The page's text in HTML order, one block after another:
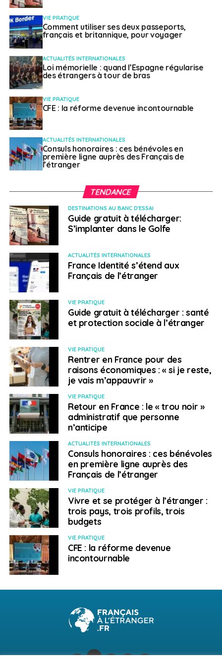
publics ne garantit aucune confidentialité. La
vigilance est donc de mise lors d’une connexion
et le pare-feu doit rester actif. II est également
déconseillé de recharger les équipements dans
les bornes électriques libre-service. Ce type de
borne peut copier vos données) ;
Informer le responsable sécurité de l’entreprise
pour laquelle vous travaillez, en cas de perte ou
de vol de vos équipements.
Il est aussi possible de se rapprocher
du
démarche auprès des autorités locales.
Quelles précautions prendre au
retour d’une mission à l’étranger?
Modifiez les mots de passe qui auraient pu être
interceptés ;
Et faire analyser ses équipements (
frontières, accueil d’une organisation, etc.)
Il est possible de se former gratuitement à la sécurité
du numérique grâce au
l’ensemble des informations pour s’initier à la
cybersécurité, approfondir ses connaissances et agir
sur la protection de ses outils numériques.
Le dispositif Cyber PME est également à découvrir,
lancé en décembre 2023, il s’agit d’un programme
d’appui/conseil allant du diagnostic à la mise en œuvre
d’un plan d’action, y compris dans l’achat de
solutions.Retrouvez toutes les informations sur le
site de Bpifrance.
SUJETS ASSOCIÉS:
SÉCURITÉ
A SUIVRE
Comment faire reconnaître en France un
mariage célébré à l’étranger ?
NE RATEZ PAS
Comment savoir où se trouvent les zones
environnementales en Europe ?
Weena Truscelli
VIE PRATIQUE
Comment utiliser ses deux passeports,
français et britannique, pour voyager
ACTUALITÉS INTERNATIONALES
Loi mémorielle : quand l’Espagne régularise
des étrangers à tour de bras
VIE PRATIQUE
CFE : la réforme devenue incontournable
ACTUALITÉS INTERNATIONALES
Consuls honoraires : ces bénévoles en
première ligne auprès des Français de
l’étranger
TENDANCE
DESTINATIONS AU BANC D'ESSAI
Guide gratuit à télécharger:
S’implanter dans le Golfe
ACTUALITÉS INTERNATIONALES
France Identité s’étend aux
Français de l’étranger
VIE PRATIQUE
Guide gratuit à télécharger : santé
et protection sociale à l’étranger
VIE PRATIQUE
Rentrer en France pour des
raisons économiques : « si je reste,
je vais m’appauvrir »
VIE PRATIQUE
Retour en France : le « trou noir »
administratif que personne
n’anticipe
ACTUALITÉS INTERNATIONALES
Consuls honoraires : ces bénévoles
en première ligne auprès des
Français de l’étranger
VIE PRATIQUE
Vivre et se protéger à l’étranger :
trois pays, trois profils, trois
budgets
VIE PRATIQUE
CFE : la réforme devenue
incontournable